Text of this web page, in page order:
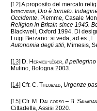
[12]A proposito del mercato
Introvigne ,Dio è tornato.
Occidente . Piemme, Casale
Religion in Britain since 1945.
Blackwell, Oxford 1994. Di
Luigi Berzano: si veda, ad es.,
Autonomia degli stili , Mimesis,
[13] D. Hervieu-léger ,Il
Mulino, Bologna 2003.
[14] Cfr.C. Theobald Urgenze
[15] Cfr. M. Dal corso – B.
Cittadella, Assisi 2020.